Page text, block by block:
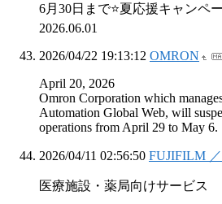
6月30日まで⭐️夏応援キャンペ
2026.06.01
2026/04/22 19:13:12 OMRON
April 20, 2026
Omron Corporation which
Automation Global Web, will
operations from April 29 to May 6.
2026/04/11 02:56:50 FUJIFILM
医療施設・薬局向けサービス